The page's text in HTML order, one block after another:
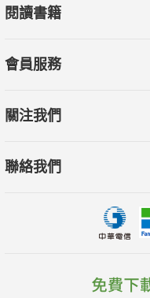
縱橫古今百年世紀的奇遇旅
蟬聯日本8週票房冠軍，十
BEHIND THE SCENES 幕
穿梭駭人幻相迷宮，墜落
60 國定殺戮日：無法無天
閱讀書籍
會員服務
關注我們
聯絡我們